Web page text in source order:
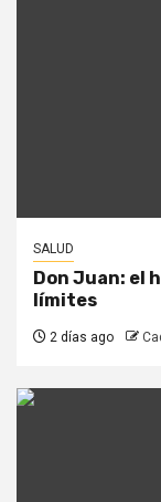
SALUD
Don Juan: el
límites
2 días ago